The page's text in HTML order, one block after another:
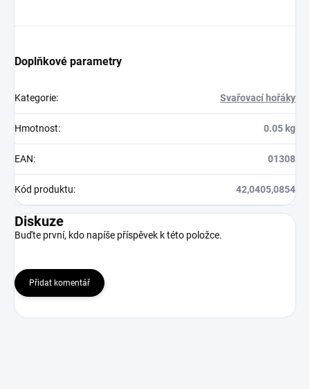
Doplňkové parametry
Kategorie: Svařovací hořáky
Hmotnost: 0.05 kg
EAN: 01308
Kód produktu: 42,0405,0854
Diskuze
Buďte první, kdo napíše příspěvek k této položce.
Přidat komentář